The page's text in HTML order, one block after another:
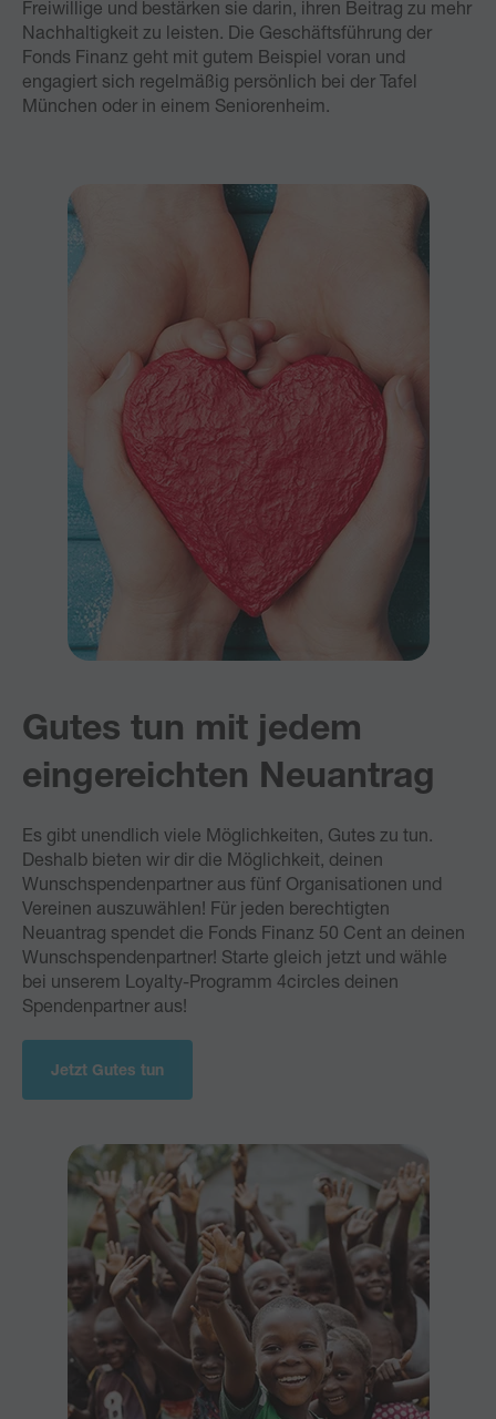
Freiwillige und bestärken sie darin, ihren Beitrag zu mehr
Nachhaltigkeit zu leisten. Die Geschäftsführung der
Fonds Finanz geht mit gutem Beispiel voran und
engagiert sich regelmäßig persönlich bei der Tafel
München oder in einem Seniorenheim.
Gutes tun mit jedem
eingereichten Neuantrag
Es gibt unendlich viele Möglichkeiten, Gutes zu tun.
Deshalb bieten wir dir die Möglichkeit, deinen
Wunschspendenpartner aus fünf Organisationen und
Vereinen auszuwählen! Für jeden berechtigten
Neuantrag spendet die Fonds Finanz 50 Cent an deinen
Wunschspendenpartner! Starte gleich jetzt und wähle
bei unserem Loyalty-Programm 4circles deinen
Spendenpartner aus!
Jetzt Gutes tun